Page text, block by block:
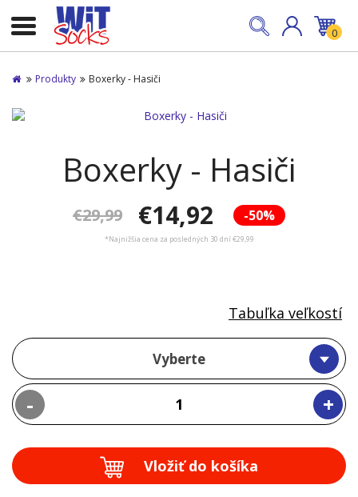
0
Produkty Boxerky - Hasiči
Boxerky - Hasiči
-50%
€29,99 €14,92
*Najnižšia cena za posledných 30 dní €29,99
Vyberte
- +
Tabuľka veľkostí
Vložiť do košíka